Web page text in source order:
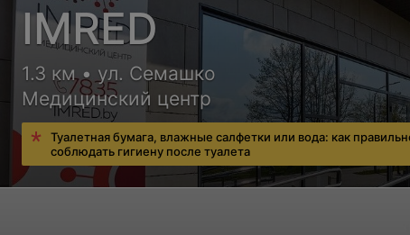
IMRED
1.3 км • ул. Семашко
Медицинский центр
Туалетная бумага, влажные салфетки или вода: как
соблюдать гигиену после туалета